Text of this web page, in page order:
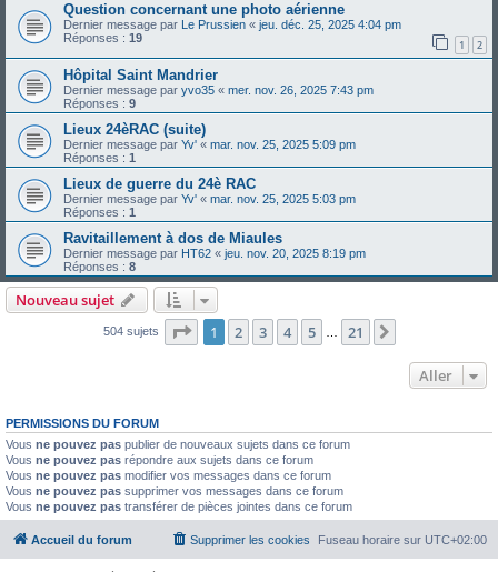
Question concernant une photo aérienne
Dernier message par Le Prussien « jeu. déc. 25, 2025 4:04 pm
Réponses : 19 1 2
Hôpital Saint Mandrier
Dernier message par yvo35 « mer. nov. 26, 2025 7:43 pm
Réponses : 9
Lieux 24èRAC (suite)
Dernier message par Yv' « mar. nov. 25, 2025 5:09 pm
Réponses : 1
Lieux de guerre du 24è RAC
Dernier message par Yv' « mar. nov. 25, 2025 5:03 pm
Réponses : 1
Ravitaillement à dos de Miaules
Dernier message par HT62 « jeu. nov. 20, 2025 8:19 pm
Réponses : 8
Nouveau sujet
504 sujets Page 1sur21
1 2 3 4 5 21
Aller
PERMISSIONS DU FORUM
Vous ne pouvez pas publier de nouveaux sujets dans ce forum
Vous ne pouvez pas répondre aux sujets dans ce forum
Vous ne pouvez pas modifier vos messages dans ce forum
Vous ne pouvez pas supprimer vos messages dans ce forum
Vous ne pouvez pas transférer de pièces jointes dans ce forum
Accueil du forum Fuseau horaire sur UTC+02:00
Supprimer les cookies